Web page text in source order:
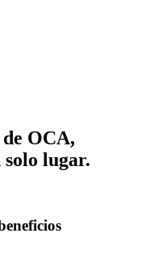
de OCA,
lugar.